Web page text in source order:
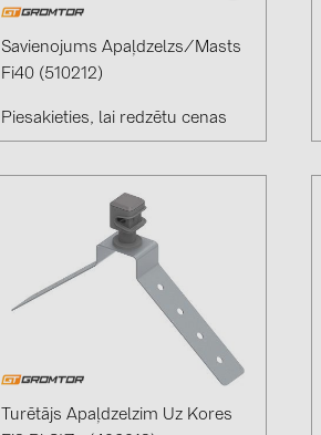
Savienojums Apaļdzelzs/masts
Fi40 (510212)
Piesakieties, lai redzētu cenas
Turētājs Apaļdzelzim Uz Kores